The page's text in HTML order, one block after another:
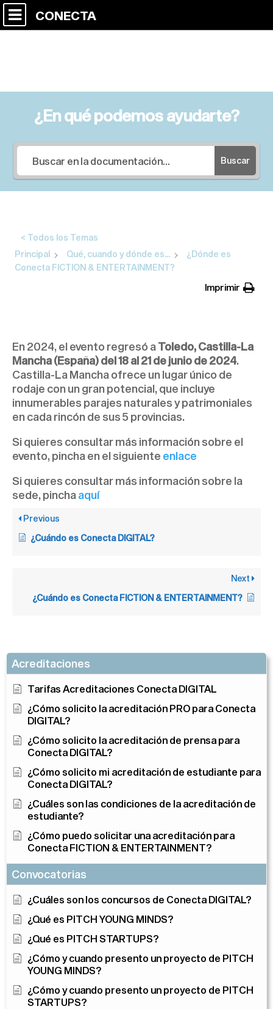
CONECTA
¿En qué podemos ayudarte?
Buscar
Acreditaciones
Tarifas Acreditaciones Conecta DIGITAL
¿Cómo solicito la acreditación PRO para Conecta
DIGITAL?
¿Cómo solicito la acreditación de prensa para
Conecta DIGITAL?
¿Cómo solicito mi acreditación de estudiante para
Conecta DIGITAL?
¿Cuáles son las condiciones de la acreditación de
estudiante?
¿Cómo puedo solicitar una acreditación para
Conecta FICTION & ENTERTAINMENT?
Convocatorias
¿Cuáles son los concursos de Conecta DIGITAL?
¿Qué es PITCH YOUNG MINDS?
¿Qué es PITCH STARTUPS?
¿Cómo y cuando presento un proyecto de PITCH
YOUNG MINDS?
¿Cómo y cuando presento un proyecto de PITCH
STARTUPS?
< Todos los Temas
Principal
Qué, cuando y dónde es...
¿Dónde es
Conecta FICTION & ENTERTAINMENT?
Imprimir
En 2024, el evento regresó aToledo, Castilla-La
Mancha (España) del 18 al 21 de junio de 2024.
Castilla-La Mancha ofrece un lugar único de
rodaje con un gran potencial, que incluye
innumerables parajes naturales y patrimoniales
en cada rincón de sus 5 provincias.
Si quieres consultar más información sobre el
evento, pincha en el siguiente enlace
Si quieres consultar más información sobre la
sede, pinchaaquí
Previous
¿Cuándo es Conecta DIGITAL?
Next
¿Cuándo es Conecta FICTION & ENTERTAINMENT?